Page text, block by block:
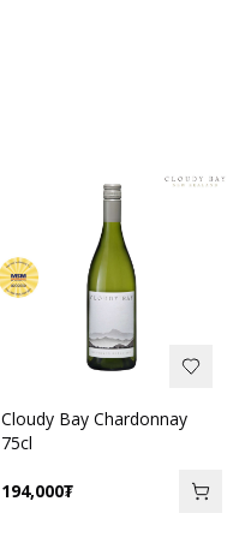
Cloudy Bay Chardonnay
75cl
194,000₮